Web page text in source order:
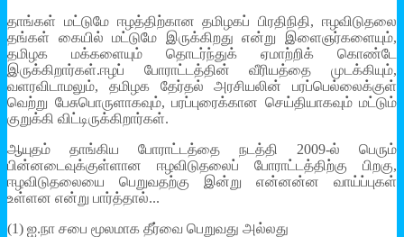
தாங்கள் மட்டுமே ஈழத்திற்கான தமிழகப் பிரதிநிதி, ஈழவிடுதலை
தங்கள் கையில் மட்டுமே இருக்கிறது என்று இளைஞர்களையும்,
தமிழக மக்களையும் தொடர்ந்துக் ஏமாற்றிக் கொண்டே
இருக்கிறார்கள்.ஈழப் போராட்டத்தின் வீரியத்தை முடக்கியும்,
வளரவிடாமலும், தமிழக தேர்தல் அரசியலின் பரப்பெல்லைக்குள்
வெற்று பேசுபொருளாகவும், பரப்புரைக்கான செய்தியாகவும் மட்டும்
குறுக்கி விட்டிருக்கிறார்கள்.
ஆயுதம் தாங்கிய போராட்டத்தை நடத்தி 2009-ல் பெரும்
பின்னடைவுக்குள்ளான ஈழவிடுதலைப் போராட்டத்திற்கு பிறகு,
ஈழவிடுதலையை பெறுவதற்கு இன்று என்னன்ன வாய்ப்புகள்
உள்ளன என்று பார்த்தால்...
(1) ஐ.நா சபை மூலமாக தீர்வை பெறுவது அல்லது